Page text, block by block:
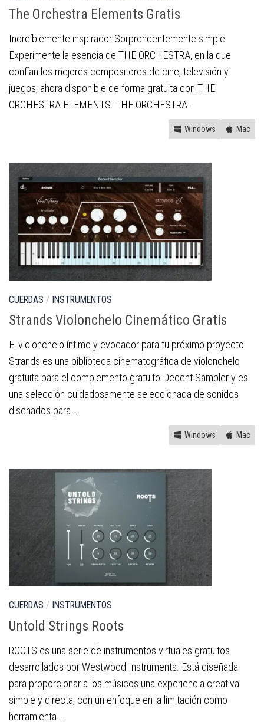
The Orchestra Elements Gratis
Increíblemente inspirador Sorprendentemente simple
Experimente la esencia de THE ORCHESTRA, en la que
confían los mejores compositores de cine, televisión y
juegos, ahora disponible de forma gratuita con THE
ORCHESTRA ELEMENTS. THE ORCHESTRA...
Windows Mac
CUERDAS / INSTRUMENTOS
Strands Violonchelo Cinemático Gratis
El violonchelo íntimo y evocador para tu próximo proyecto
Strands es una biblioteca cinematográfica de violonchelo
gratuita para el complemento gratuito Decent Sampler y es
una selección cuidadosamente seleccionada de sonidos
diseñados para...
Windows Mac
CUERDAS / INSTRUMENTOS
Untold Strings Roots
ROOTS es una serie de instrumentos virtuales gratuitos
desarrollados por Westwood Instruments. Está diseñada
para proporcionar a los músicos una experiencia creativa
simple y directa, con un enfoque en la limitación como
herramienta...